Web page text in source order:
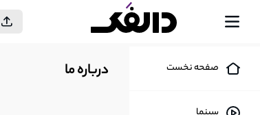
صفحه نخست درباره ما